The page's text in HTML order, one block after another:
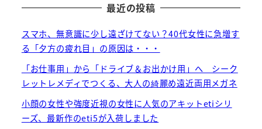
最近の投稿
スマホ、無意識に少し遠ざけてない？40代女性に急増す
る「夕方の疲れ目」の原因は・・・
「お仕事用」から「ドライブ＆お出かけ用」へ シーク
レットレメディでつくる、大人の綺麗め遠近両用メガネ
小顔の女性や強度近視の女性に人気のアキットetiシリ
ーズ、最新作のeti5が入荷しました